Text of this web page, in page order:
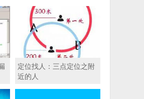
定位找人：三点定位之附
近的人